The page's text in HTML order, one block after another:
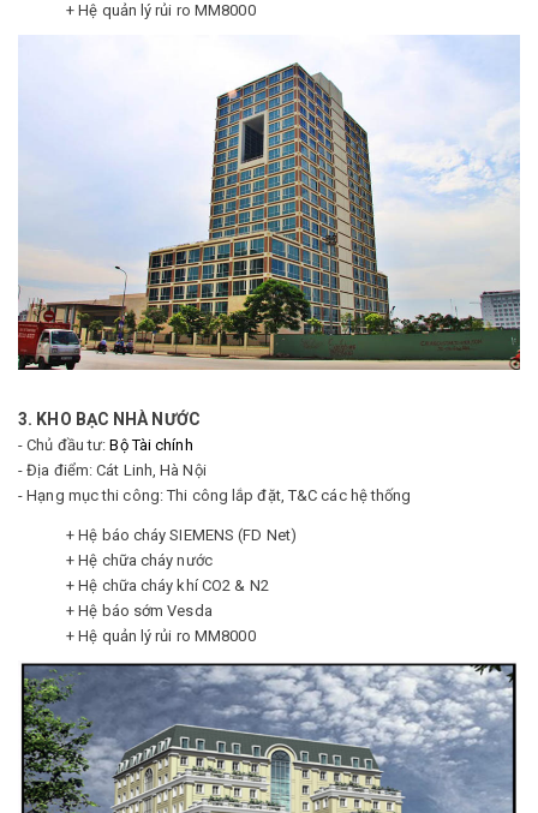
+ Hệ quản lý rủi ro MM8000
3. KHO BẠC NHÀ NƯỚC
- Chủ đầu tư:Bộ Tài chính
- Địa điểm: Cát Linh, Hà Nội
- Hạng mục thi công: Thi công lắp đặt, T&C các hệ thống
+ Hệ báo cháy SIEMENS (FD Net)
+ Hệ chữa cháy nước
+ Hệ chữa cháy khí CO2 & N2
+ Hệ báo sớm Vesda
+ Hệ quản lý rủi ro MM8000